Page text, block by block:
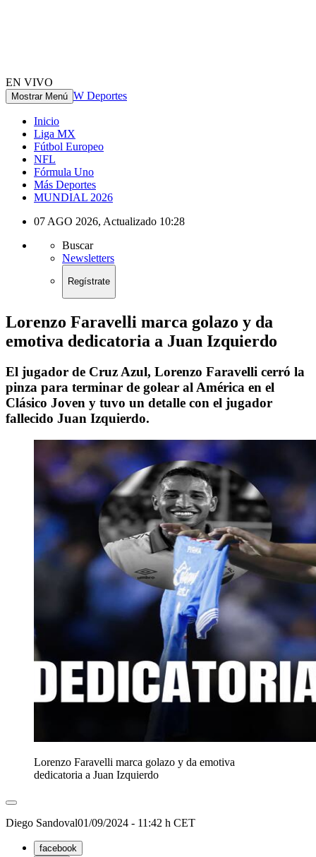
EN VIVO
Mostrar Menú W Deportes
Inicio
Liga MX
Fútbol Europeo
NFL
Fórmula Uno
Más Deportes
MUNDIAL 2026
07 AGO 2026, Actualizado 10:28
Buscar
Newsletters
Regístrate
Lorenzo Faravelli marca golazo y da
emotiva dedicatoria a Juan Izquierdo
El jugador de Cruz Azul, Lorenzo Faravelli cerró la
pinza para terminar de golear al América en el
Clásico Joven y tuvo un detalle con el jugador
fallecido Juan Izquierdo.
Lorenzo Faravelli marca golazo y da emotiva
dedicatoria a Juan Izquierdo
Diego Sandoval01/09/2024 - 11:42 h CET
facebook